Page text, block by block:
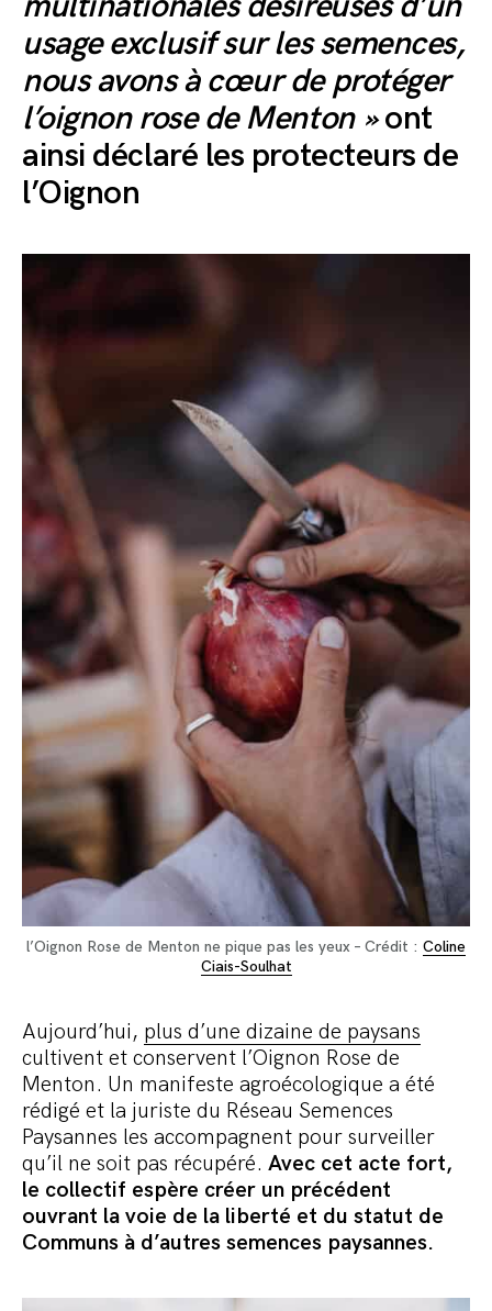
usage exclusif sur les semences,
nous avons à cœur de protéger
l’oignon rose de Menton »ont
ainsi déclaré les protecteurs de
l’Oignon
l’Oignon Rose de Menton ne pique pas les yeux – Crédit : Coline
Ciais-Soulhat
Aujourd’hui, plus d’une dizaine de paysans
cultivent et conservent l’Oignon Rose de
Menton. Un manifeste agroécologique a été
rédigé et la juriste du Réseau Semences
Paysannes les accompagnent pour surveiller
qu’il ne soit pas récupéré. Avec cet acte fort,
le collectif espère créer un précédent
ouvrant la voie de la liberté et du statut de
Communs à d’autres semences paysannes.